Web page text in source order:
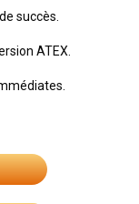
succès.
ATEX.